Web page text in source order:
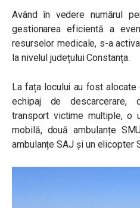
Având în vedere numărul
gestionarea eficientă a
resurselor medicale, s-a
la nivelul județului Constanța.
La fața locului au fost
echipaj de descarcerare,
transport victime multiple, o
mobilă, două ambulanțe
ambulanțe SAJ și un elicopter